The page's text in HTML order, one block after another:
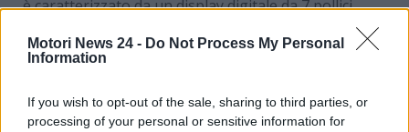
Motori News 24 - Do Not Process My Personal
Information
If you wish to opt-out of the sale, sharing to third parties, or
processing of your personal or sensitive information for
è caratterizzato da un display digitale da 7 pollici
compatibile con Apple CarPlay e Android Auto, e da
materiali eco-compatibili come il Seaqual, realizzato
con il musetto di panda e la particolare tinta Verde
Pandina sottolineano l’identità del veicolo.